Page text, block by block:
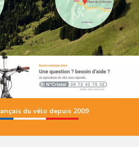
du vélo depuis 2009